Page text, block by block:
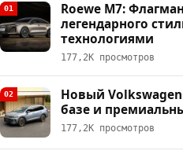
01
Roewe M7:
легендарного
технологиями
177,2К просмотров
02
Новый
базе и
177,2К просмотров